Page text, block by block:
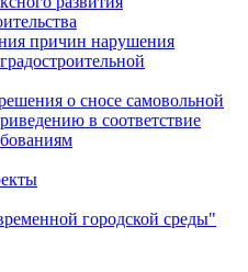
причин нарушения
о сносе самовольной
в соответствие
городской среды"